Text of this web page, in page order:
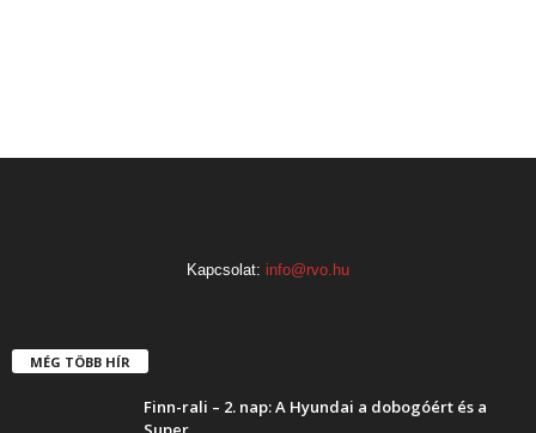
Kapcsolat: info@rvo.hu
MÉG TÖBB HÍR
Finn-rali – 2. nap: A Hyundai a dobogóért és a